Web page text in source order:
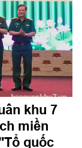
khu 7
miền
quốc